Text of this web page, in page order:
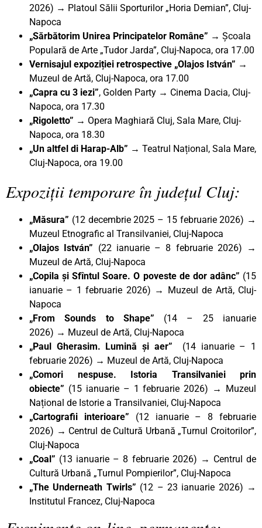
2026) → Platoul Sălii Sporturilor „Horia Demian”, Cluj-
Napoca
„Sărbătorim Unirea Principatelor Române” → Școala
Populară de Arte „Tudor Jarda”, Cluj-Napoca, ora 17.00
Vernisajul expoziției retrospective „Olajos István” →
Muzeul de Artă, Cluj-Napoca, ora 17.00
„Capra cu 3 iezi”, Golden Party → Cinema Dacia, Cluj-
Napoca, ora 17.30
„Rigoletto” → Opera Maghiară Cluj, Sala Mare, Cluj-
Napoca, ora 18.30
„Un altfel di Harap-Alb” → Teatrul Național, Sala Mare,
Cluj-Napoca, ora 19.00
Expoziții temporare în județul Cluj:
„Măsura” (12 decembrie 2025 – 15 februarie 2026) →
Muzeul Etnografic al Transilvaniei, Cluj-Napoca
„Olajos István” (22 ianuarie – 8 februarie 2026) →
Muzeul de Artă, Cluj-Napoca
„Copila și Sfîntul Soare. O poveste de dor adânc” (15
ianuarie – 1 februarie 2026) → Muzeul de Artă, Cluj-
Napoca
„From Sounds to Shape” (14 – 25 ianuarie
2026) → Muzeul de Artă, Cluj-Napoca
„Paul Gherasim. Lumină și aer” (14 ianuarie – 1
februarie 2026) → Muzeul de Artă, Cluj-Napoca
„Comori nespuse. Istoria Transilvaniei prin
obiecte” (15 ianuarie – 1 februarie 2026) → Muzeul
Național de Istorie a Transilvaniei, Cluj-Napoca
„Cartografii interioare” (12 ianuarie – 8 februarie
2026) → Centrul de Cultură Urbană „Turnul Croitorilor”,
Cluj-Napoca
„Coal” (13 ianuarie – 8 februarie 2026) → Centrul de
Cultură Urbană „Turnul Pompierilor”, Cluj-Napoca
„The Underneath Twirls” (12 – 23 ianuarie 2026) →
Institutul Francez, Cluj-Napoca